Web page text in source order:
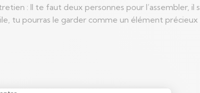
: Il te faut deux personnes pour l’assembler, il
tu pourras le garder comme un élément